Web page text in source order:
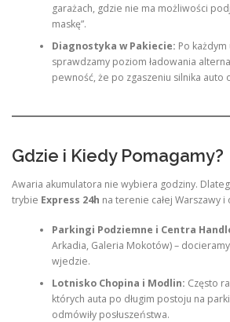
garażach, gdzie nie ma możliwości
maskę”.
Diagnostyka w Pakiecie: Po
sprawdzamy poziom ładowania
pewność, że po zgaszeniu silnika auto
Gdzie i Kiedy Pomagamy?
Awaria akumulatora nie wybiera godziny.
trybie Express 24h na terenie całej Warszawy i
Parkingi Podziemne i Centra
Arkadia, Galeria Mokotów) –
wjedzie.
Lotnisko Chopina i Modlin: Często
których auta po długim postoju na
odmówiły posłuszeństwa.